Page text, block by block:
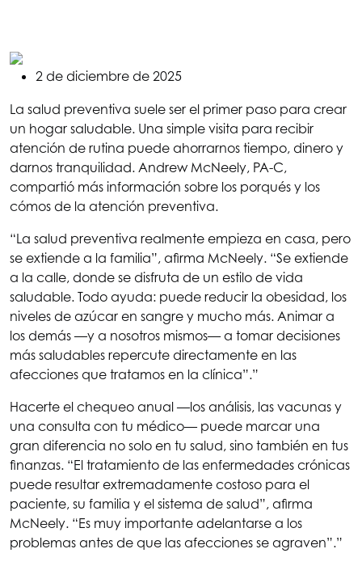
2 de diciembre de 2025
La salud preventiva suele ser el primer paso para crear
un hogar saludable. Una simple visita para recibir
atención de rutina puede ahorrarnos tiempo, dinero y
darnos tranquilidad. Andrew McNeely, PA-C,
compartió más información sobre los porqués y los
cómos de la atención preventiva.
“La salud preventiva realmente empieza en casa, pero
se extiende a la familia”, afirma McNeely. “Se extiende
a la calle, donde se disfruta de un estilo de vida
saludable. Todo ayuda: puede reducir la obesidad, los
niveles de azúcar en sangre y mucho más. Animar a
los demás —y a nosotros mismos— a tomar decisiones
más saludables repercute directamente en las
afecciones que tratamos en la clínica”.”
Hacerte el chequeo anual —los análisis, las vacunas y
una consulta con tu médico— puede marcar una
gran diferencia no solo en tu salud, sino también en tus
finanzas. “El tratamiento de las enfermedades crónicas
puede resultar extremadamente costoso para el
paciente, su familia y el sistema de salud”, afirma
McNeely. “Es muy importante adelantarse a los
problemas antes de que las afecciones se agraven”.”